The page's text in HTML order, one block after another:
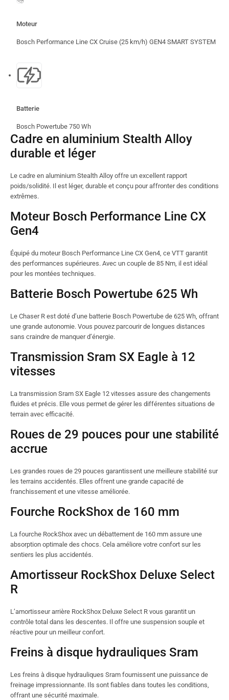
Moteur
Bosch Performance Line CX Cruise (25 km/h) GEN4 SMART SYSTEM
Batterie
Bosch Powertube 750 Wh
Cadre en aluminium Stealth Alloy
durable et léger
Le cadre en aluminium Stealth Alloy offre un excellent rapport
poids/solidité. Il est léger, durable et conçu pour affronter des conditions
extrêmes.
Moteur Bosch Performance Line CX
Gen4
Équipé du moteur Bosch Performance Line CX Gen4, ce VTT garantit
des performances supérieures. Avec un couple de 85 Nm, il est idéal
pour les montées techniques.
Batterie Bosch Powertube 625 Wh
Le Chaser R est doté d’une batterie Bosch Powertube de 625 Wh, offrant
une grande autonomie. Vous pouvez parcourir de longues distances
sans craindre de manquer d’énergie.
Transmission Sram SX Eagle à 12
vitesses
La transmission Sram SX Eagle 12 vitesses assure des changements
fluides et précis. Elle vous permet de gérer les différentes situations de
terrain avec efficacité.
Roues de 29 pouces pour une stabilité
accrue
Les grandes roues de 29 pouces garantissent une meilleure stabilité sur
les terrains accidentés. Elles offrent une grande capacité de
franchissement et une vitesse améliorée.
Fourche RockShox de 160 mm
La fourche RockShox avec un débattement de 160 mm assure une
absorption optimale des chocs. Cela améliore votre confort sur les
sentiers les plus accidentés.
Amortisseur RockShox Deluxe Select
R
L’amortisseur arrière RockShox Deluxe Select R vous garantit un
contrôle total dans les descentes. Il offre une suspension souple et
réactive pour un meilleur confort.
Freins à disque hydrauliques Sram
Les freins à disque hydrauliques Sram fournissent une puissance de
freinage impressionnante. Ils sont fiables dans toutes les conditions,
offrant une sécurité maximale.